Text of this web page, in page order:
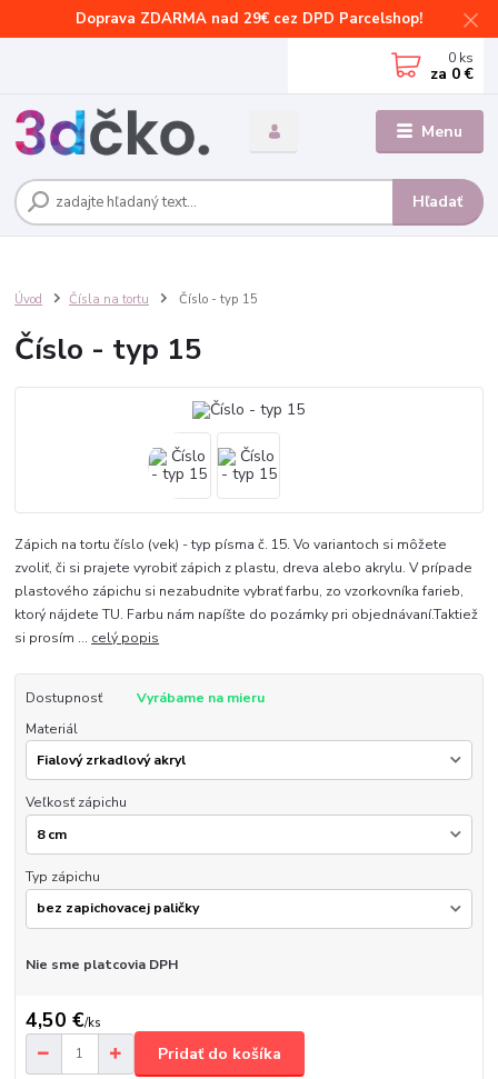
Doprava ZDARMA nad 29€ cez DPD Parcelshop!
Menu
Hľadať
0 ks
za 0 €
Úvod Čísla na tortu Číslo - typ 15
Číslo - typ 15
Zápich na tortu číslo (vek) - typ písma č. 15. Vo variantoch si môžete
zvoliť, či si prajete vyrobiť zápich z plastu, dreva alebo akrylu. V prípade
plastového zápichu si nezabudnite vybrať farbu, zo vzorkovníka farieb,
ktorý nájdete TU. Farbu nám napíšte do pozámky pri objednávaní.Taktiež
si prosím ... celý popis
Dostupnosť
Vyrábame na mieru
Materiál
Veľkosť zápichu
Typ zápichu
Nie sme platcovia DPH
4,50 €/ks
Pridať do košíka